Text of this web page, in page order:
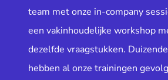
team met onze in-company
een vakinhoudelijke workshop
dezelfde vraagstukken.
hebben al onze trainingen